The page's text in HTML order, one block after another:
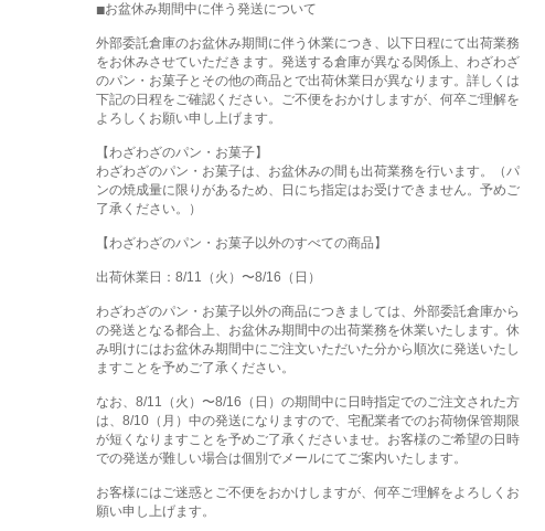
お盆休み期間中に伴う発送について
外部委託倉庫のお盆休み期間に伴う休業につき、以下日程にて出荷業務
をお休みさせていただきます。発送する倉庫が異なる関係上、わざわざ
のパン・お菓子とその他の商品とで出荷休業日が異なります。詳しくは
下記の日程をご確認ください。ご不便をおかけしますが、何卒ご理解を
よろしくお願い申し上げます。
【わざわざのパン・お菓子】
わざわざのパン・お菓子は、お盆休みの間も出荷業務を行います。（パ
ンの焼成量に限りがあるため、日にち指定はお受けできません。予めご
了承ください。）
【わざわざのパン・お菓子以外のすべての商品】
出荷休業日：8/11（火）〜8/16（日）
わざわざのパン・お菓子以外の商品につきましては、外部委託倉庫から
の発送となる都合上、お盆休み期間中の出荷業務を休業いたします。休
み明けにはお盆休み期間中にご注文いただいた分から順次に発送いたし
ますことを予めご了承ください。
なお、8/11（火）〜8/16（日）の期間中に日時指定でのご注文された方
は、8/10（月）中の発送になりますので、宅配業者でのお荷物保管期限
が短くなりますことを予めご了承くださいませ。お客様のご希望の日時
での発送が難しい場合は個別でメールにてご案内いたします。
お客様にはご迷惑とご不便をおかけしますが、何卒ご理解をよろしくお
願い申し上げます。